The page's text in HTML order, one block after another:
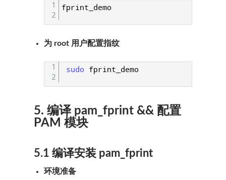
1
2
fprint demo
为 root 用户配置指纹
1
2
sudo fprint demo
5. 编译 pam_fprint && 配置
PAM 模块
5.1 编译安装 pam_fprint
环境准备